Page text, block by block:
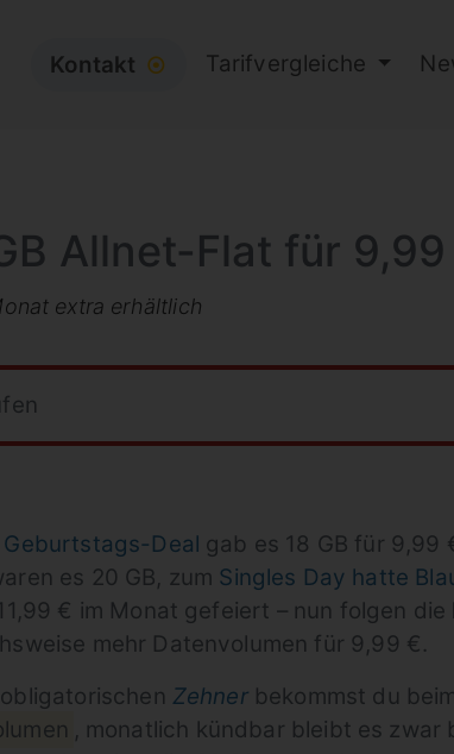
Kontakt ⦿ Tarifvergleiche
Allnet-Flat für
extra erhältlich
Geburtstags-Deal gab es 18 GB für 9,99
es 20 GB, zum Singles Day hatte
€ im Monat gefeiert – nun folgen die
mehr Datenvolumen für 9,99 €.
Zehnerbekommst du
, monatlich kündbar bleibt es zwar